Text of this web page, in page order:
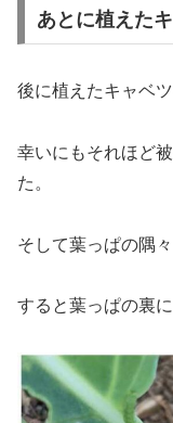
あとに植えた
後に植えたキャベ
幸いにもそれほど
た。
そして葉っぱの隅
すると葉っぱの裏